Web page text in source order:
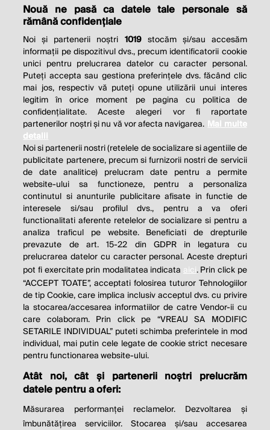
THE SOCIAL RESPONSIBILITY OF
BUSINESS IS TO INCREASE ITS
PROFITS.
Milton Friedman
© 2026 Profit.ro. Toate drepturile rezervate.
Dezvoltat de1616.ro
Contact Publicitate
Politica de cookie Politica de
confidențialitate
Setări cookies
Nouă ne pasă ca datele tale personale să
rămână confidențiale
Noi și partenerii noștri 1019stocăm și/sau accesăm
informații pe dispozitivul dvs., precum identificatorii cookie
unici pentru prelucrarea datelor cu caracter personal.
Puteți accepta sau gestiona preferințele dvs. făcând clic
mai jos, respectiv vă puteți opune utilizării unui interes
legitim în orice moment pe pagina cu politica de
confidențialitate. Aceste alegeri vor fi raportate
partenerilor noștri și nu vă vor afecta navigarea. Mai multe
detalii
Noi si partenerii nostri (retelele de socializare si agentiile de
publicitate partenere, precum si furnizorii nostri de servicii
de date analitice) prelucram date pentru a permite
website-ului sa functioneze, pentru a personaliza
continutul si anunturile publicitare afisate in functie de
interesele si/sau profilul dvs., pentru a va oferi
functionalitati aferente retelelor de socializare si pentru a
analiza traficul pe website. Beneficiati de drepturile
prevazute de art. 15-22 din GDPR in legatura cu
prelucrarea datelor cu caracter personal. Aceste drepturi
pot fi exercitate prin modalitatea indicata aici. Prin click pe
“ACCEPT TOATE”, acceptati folosirea tuturor Tehnologiilor
de tip Cookie, care implica inclusiv acceptul dvs. cu privire
la stocarea/accesarea informatiilor de catre Vendor-ii cu
care colaboram. Prin click pe “VREAU SA MODIFIC
SETARILE INDIVIDUAL” puteti schimba preferintele in mod
individual, mai putin cele legate de cookie strict necesare
pentru functionarea website-ului.
Atât noi, cât și partenerii noștri prelucrăm
datele pentru a oferi:
Măsurarea performanței reclamelor. Dezvoltarea și
îmbunătățirea serviciilor. Stocarea și/sau accesarea